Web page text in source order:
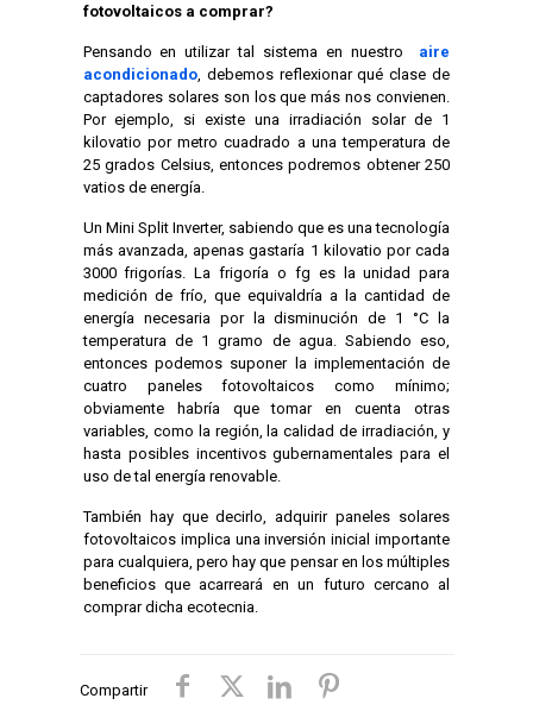
fotovoltaicos a comprar?
Pensando en utilizar tal sistema en nuestro aire
acondicionado, debemos reflexionar qué clase de
captadores solares son los que más nos convienen.
Por ejemplo, si existe una irradiación solar de 1
kilovatio por metro cuadrado a una temperatura de
25 grados Celsius, entonces podremos obtener 250
vatios de energía.
Un Mini Split Inverter, sabiendo que es una tecnología
más avanzada, apenas gastaría 1 kilovatio por cada
3000 frigorías. La frigoría o fg es la unidad para
medición de frío, que equivaldría a la cantidad de
energía necesaria por la disminución de 1 °C la
temperatura de 1 gramo de agua. Sabiendo eso,
entonces podemos suponer la implementación de
cuatro paneles fotovoltaicos como mínimo;
obviamente habría que tomar en cuenta otras
variables, como la región, la calidad de irradiación, y
hasta posibles incentivos gubernamentales para el
uso de tal energía renovable.
También hay que decirlo, adquirir paneles solares
fotovoltaicos implica una inversión inicial importante
para cualquiera, pero hay que pensar en los múltiples
beneficios que acarreará en un futuro cercano al
comprar dicha ecotecnia.
Compartir